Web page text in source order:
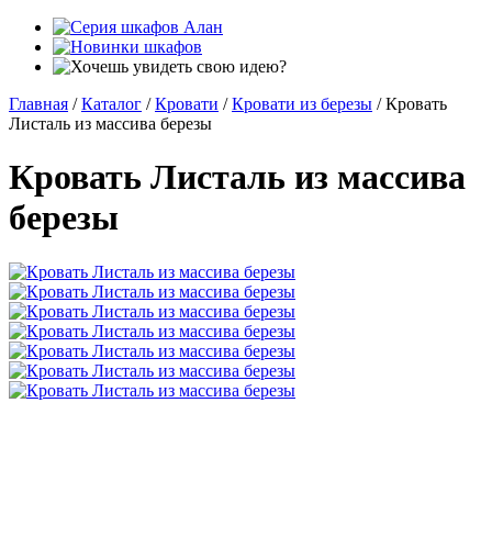
Главная / Каталог / Кровати / Кровати из березы / Кровать
Листаль из массива березы
Кровать Листаль из массива
березы